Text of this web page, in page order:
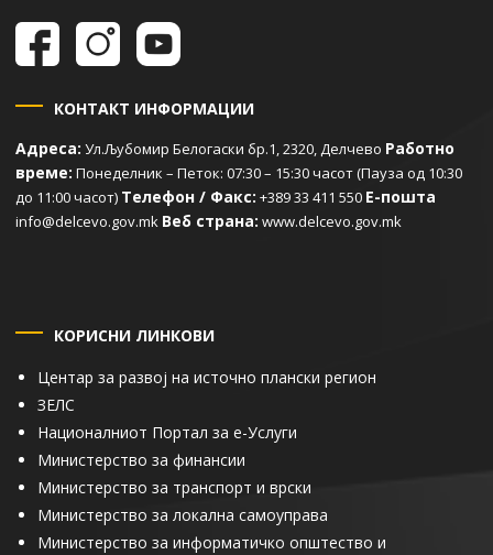
КОНТАКТ ИНФОРМАЦИИ
Адреса: Ул.Љубомир Белогаски бр.1, 2320, Делчево Работно
време: Понеделник – Петок: 07:30 – 15:30 часот (Пауза од 10:30
до 11:00 часот) Телефон / Факс: +389 33 411 550 Е-пошта
info@delcevo.gov.mk Веб страна: www.delcevo.gov.mk
КОРИСНИ ЛИНКОВИ
Центар за развој на источно плански регион
ЗЕЛС
Националниот Портал за е-Услуги
Министерство за финансии
Министерство за транспорт и врски
Министерство за локална самоуправа
Министерство за информатичко општество и